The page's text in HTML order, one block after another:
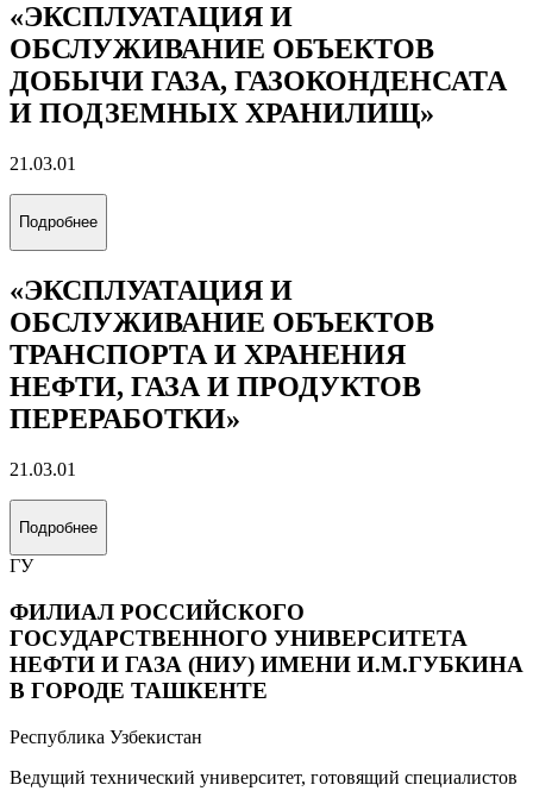
«ЭКСПЛУАТАЦИЯ И
ОБСЛУЖИВАНИЕ ОБЪЕКТОВ
ДОБЫЧИ ГАЗА, ГАЗОКОНДЕНСАТА
И ПОДЗЕМНЫХ ХРАНИЛИЩ»
21.03.01
Подробнее
«ЭКСПЛУАТАЦИЯ И
ОБСЛУЖИВАНИЕ ОБЪЕКТОВ
ТРАНСПОРТА И ХРАНЕНИЯ
НЕФТИ, ГАЗА И ПРОДУКТОВ
ПЕРЕРАБОТКИ»
21.03.01
Подробнее
ГУ
ФИЛИАЛ РОССИЙСКОГО
ГОСУДАРСТВЕННОГО УНИВЕРСИТЕТА
НЕФТИ И ГАЗА (НИУ) ИМЕНИ И.М.ГУБКИНА
В ГОРОДЕ ТАШКЕНТЕ
Республика Узбекистан
Ведущий технический университет, готовящий специалистов